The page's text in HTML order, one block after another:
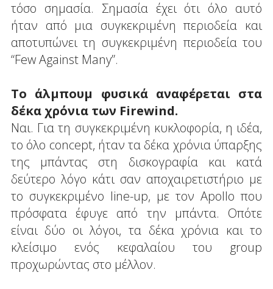
τόσο σημασία. Σημασία έχει ότι όλο αυτό
ήταν από μια συγκεκριμένη περιοδεία και
αποτυπώνει τη συγκεκριμένη περιοδεία του
“Few Against Many”.
To άλμπουμ φυσικά αναφέρεται στα
δέκα χρόνια των Firewind.
Ναι. Για τη συγκεκριμένη κυκλοφορία, η ιδέα,
το όλο concept, ήταν τα δέκα χρόνια ύπαρξης
της μπάντας στη δισκογραφία και κατά
δεύτερο λόγο κάτι σαν αποχαιρετιστήριο με
το συγκεκριμένο line-up, με τον Apollo που
πρόσφατα έφυγε από την μπάντα. Οπότε
είναι δύο οι λόγοι, τα δέκα χρόνια και το
κλείσιμο ενός κεφαλαίου του group
προχωρώντας στο μέλλον.